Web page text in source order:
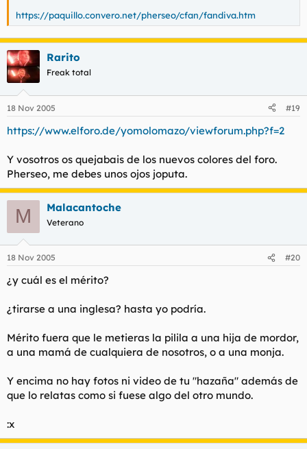
https://paquillo.convero.net/pherseo/cfan/fandiva.htm
Rarito
Freak total
18 Nov 2005 #19
https://www.elforo.de/yomolomazo/viewforum.php?f=2
Y vosotros os quejabais de los nuevos colores del foro.
Pherseo, me debes unos ojos joputa.
M Malacantoche
Veterano
18 Nov 2005 #20
¿y cuál es el mérito?
¿tirarse a una inglesa? hasta yo podría.
Mérito fuera que le metieras la pilila a una hija de mordor,
a una mamá de cualquiera de nosotros, o a una monja.
Y encima no hay fotos ni video de tu "hazaña" además de
que lo relatas como si fuese algo del otro mundo.
:x